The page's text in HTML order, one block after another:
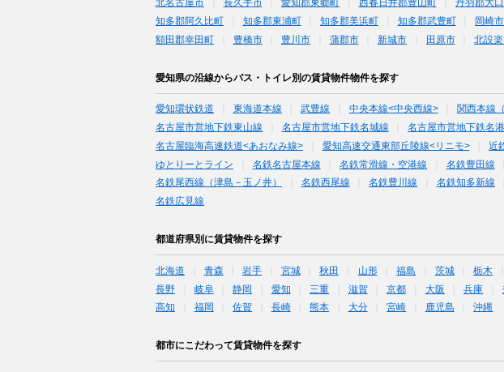
北名古屋市
長久手市 愛知郡東郷町 西春日井郡豊山町 丹羽郡大
知多郡阿久比町
知多郡東浦町 知多郡美浜町 知多郡武豊町 岡崎市
額田郡幸田町
豊橋市 豊川市 蒲郡市 新城市 田原市 北設
愛知県の沿線からバス・トイレ別の賃貸物件物件を探す
愛知環状鉄道 東海道本線 武豊線 中央本線<中央西線> 関西本線
名古屋市営地下鉄東山線
名古屋市営地下鉄名城線 名古屋市営地下鉄名
名古屋臨海高速鉄道<あおなみ線>
愛知高速交通東部丘陵線<リニモ> 近
ゆとりーとライン
名鉄名古屋本線 名鉄常滑線・空港線 名鉄豊田線
名鉄尾西線（津島－玉ノ井）
名鉄西尾線 名鉄豊川線 名鉄知多新線
名鉄広見線
都道府県別に賃貸物件を探す
北海道 青森 岩手 宮城 秋田 山形 福島 茨城 栃木
長野
岐阜 静岡 愛知 三重 滋賀 京都 大阪 兵庫
高知
福岡 佐賀 長崎 熊本 大分 宮崎 鹿児島 沖縄
都市にこだわって賃貸物件を探す